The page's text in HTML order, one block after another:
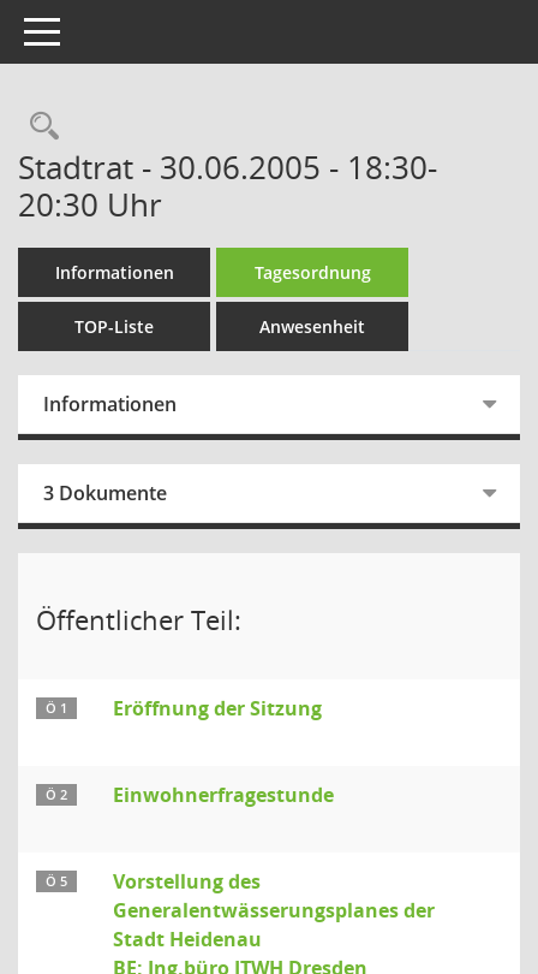
Toggle navigation
Rechercheauswahl
Stadtrat - 30.06.2005 - 18:30-
20:30 Uhr
Informationen Tagesordnung
TOP-Liste Anwesenheit
Informationen
3 Dokumente
Öffentlicher Teil:
Ö 1 Eröffnung der Sitzung
Ö 2 Einwohnerfragestunde
Ö 5
Vorstellung des
Generalentwässerungsplanes der
Stadt Heidenau
BE: Ing.büro ITWH Dresden